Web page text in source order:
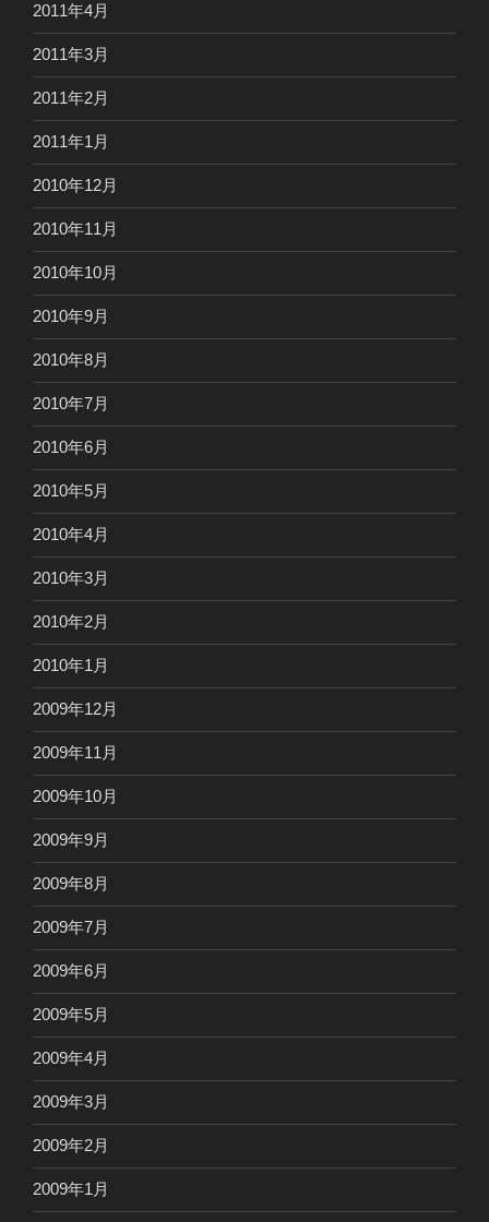
2011年4月
2011年3月
2011年2月
2011年1月
2010年12月
2010年11月
2010年10月
2010年9月
2010年8月
2010年7月
2010年6月
2010年5月
2010年4月
2010年3月
2010年2月
2010年1月
2009年12月
2009年11月
2009年10月
2009年9月
2009年8月
2009年7月
2009年6月
2009年5月
2009年4月
2009年3月
2009年2月
2009年1月